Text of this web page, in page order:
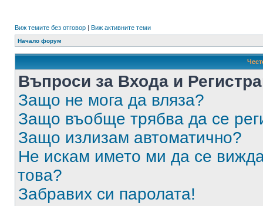
Виж темите без отговор | Виж активните теми
Начало форум
Въпроси за Входа и
Защо не мога да вляза?
Защо въобще трябва да се
Защо излизам автоматично?
Не искам името ми да се
това?
Забравих си паролата!